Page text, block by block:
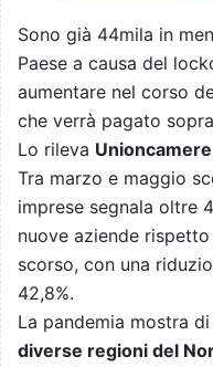
Sono già 44mila in
Paese a causa del
aumentare nel corso
che verrà pagato
Lo rileva Unioncamere
Tra marzo e maggio
imprese segnala oltre
nuove aziende
scorso, con una
42,8%.
La pandemia mostra
diverse regioni del